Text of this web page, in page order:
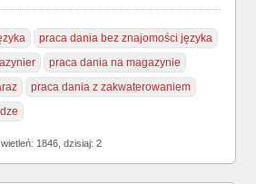
praca dania bez znajomości języka
praca dania na magazynie
praca dania z zakwaterowaniem
1846, dzisiaj: 2